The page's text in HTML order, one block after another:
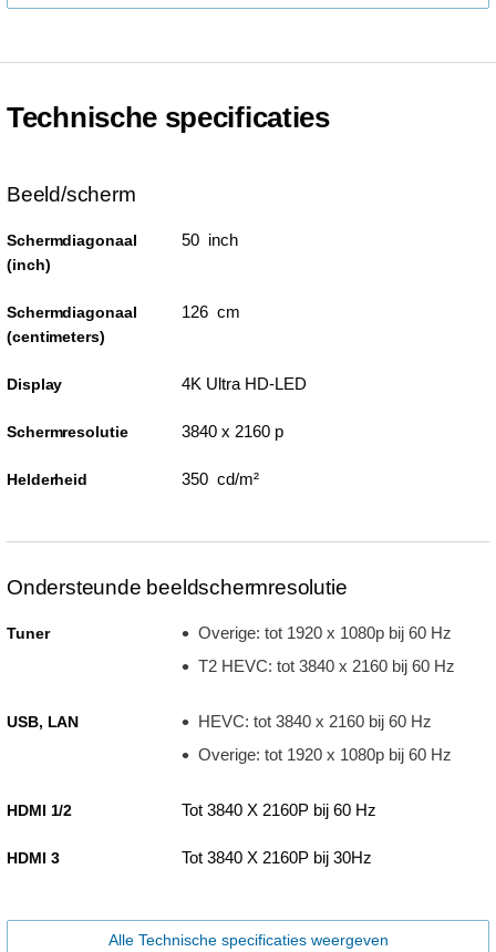
Technische specificaties
Beeld/scherm
Schermdiagonaal
(inch)
50 inch
Schermdiagonaal
(centimeters)
126 cm
Display 4K Ultra HD-LED
Schermresolutie 3840 x 2160 p
Helderheid 350 cd/m²
Ondersteunde beeldschermresolutie
Tuner
Overige: tot 1920 x 1080p bij 60 Hz
T2 HEVC: tot 3840 x 2160 bij 60 Hz
USB, LAN
HEVC: tot 3840 x 2160 bij 60 Hz
Overige: tot 1920 x 1080p bij 60 Hz
HDMI 1/2 Tot 3840 X 2160P bij 60 Hz
HDMI 3 Tot 3840 X 2160P bij 30Hz
Alle Technische specificaties weergeven